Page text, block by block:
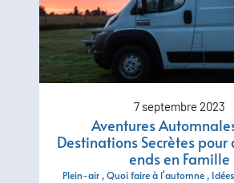
7 septembre 2023
Aventures
Destinations Secrètes
ends en Famille
Plein-air Quoi faire à l'automne